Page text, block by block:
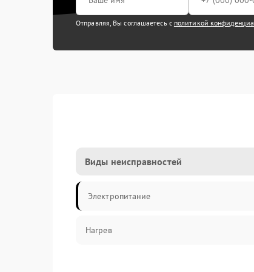
Отправляя, Вы соглашаетесь с политикой
Виды неисправностей
Электропитание
Нагрев